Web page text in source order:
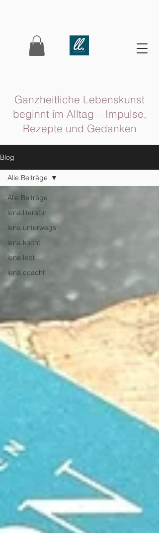
Ganzheitliche Lebenskunst
beginnt im Alltag – Impulse,
Rezepte und Gedanken
Blog
Alle Beiträge
lena.literatur
lena.unterwegs
lena.kocht
lena.lebt
lena.coacht
Alle Beiträge